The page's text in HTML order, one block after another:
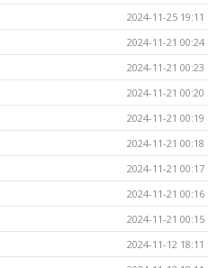
2024-11-25 19:11
2024-11-21 00:24
2024-11-21 00:23
2024-11-21 00:20
2024-11-21 00:19
2024-11-21 00:18
2024-11-21 00:17
2024-11-21 00:16
2024-11-21 00:15
2024-11-12 18:11